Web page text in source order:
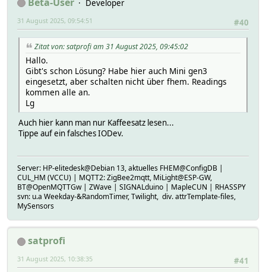
# VALUE 11
# params_sys_webhook_rev:
# logdb:
# TIME 1719487360.23925
# VALUE 0
# params_ts:
# logdb:
# TIME 1719488400.08592
# VALUE 1719488400.00
# params_wifi_rssi:
# logdb:
# TIME 1719487360.23925
# VALUE -50
# logdb:
# TIME 1719487360.23925
# VALUE CarpenterWlan
# params_wifi_sta_ip:
# logdb:
# TIME 1719487360.23925
# VALUE 192.168.3.120
# params_wifi_status:
# logdb:
# VALUE got ip
Developer
#40
31 August 2025, 09:54:51
Zitat von: satprofi am 31 August 2025, 09:45:02
Hallo.
Gibt's schon Lösung? Habe hier auch Mini gen3
eingesetzt, aber schalten nicht über fhem. Readings
kommen alle an.
Lg
Auch hier kann man nur Kaffeesatz lesen...
Tippe auf ein falsches IODev.
Server: HP-elitedesk@Debian 13, aktuelles FHEM@ConfigDB |
CUL_HM (VCCU) | MQTT2: ZigBee2mqtt, MiLight@ESP-GW,
BT@OpenMQTTGw | ZWave | SIGNALduino | MapleCUN | RHASSPY
svn: u.a Weekday-&RandomTimer, Twilight, div. attrTemplate-files,
MySensors
satprofi
#41
31 August 2025, 10:38:35